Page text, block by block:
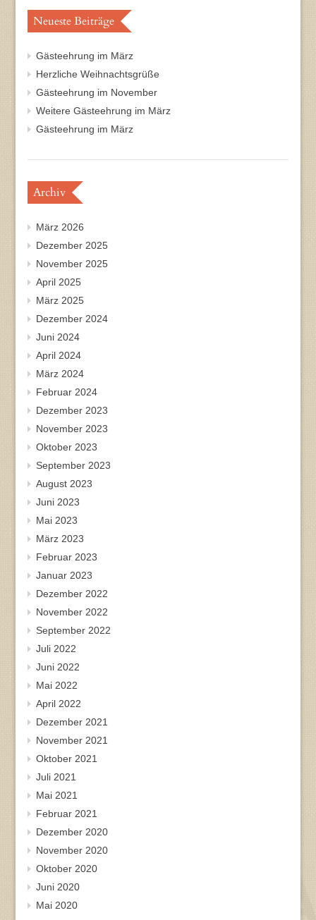
Neueste Beiträge
Gästeehrung im März
Herzliche Weihnachtsgrüße
Gästeehrung im November
Weitere Gästeehrung im März
Gästeehrung im März
Archiv
März 2026
Dezember 2025
November 2025
April 2025
März 2025
Dezember 2024
Juni 2024
April 2024
März 2024
Februar 2024
Dezember 2023
November 2023
Oktober 2023
September 2023
August 2023
Juni 2023
Mai 2023
März 2023
Februar 2023
Januar 2023
Dezember 2022
November 2022
September 2022
Juli 2022
Juni 2022
Mai 2022
April 2022
Dezember 2021
November 2021
Oktober 2021
Juli 2021
Mai 2021
Februar 2021
Dezember 2020
November 2020
Oktober 2020
Juni 2020
Mai 2020